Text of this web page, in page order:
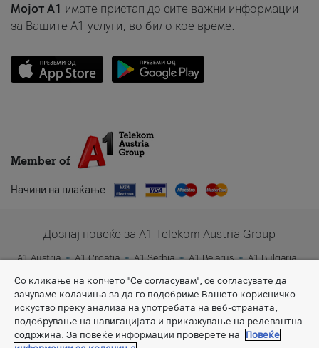
Мојот A1 имате пристап до сите важни информации
за Вашите A1 услуги, во било кое време.
Member of
Начини на плаќање
Дознај повеќе за A1 Telekom Austria Group
A1 Austria A1 Croatia A1 Serbia A1 Belarus
A1 Bulgaria
Со кликање на копчето "Се согласувам", се согласувате да
зачуваме колачиња за да го подобриме Вашето корисничко
искуство преку анализа на употребата на веб-страната,
подобрување на навигацијата и прикажување на релевантна
содржина. За повеќе информации проверете на
Повеќе